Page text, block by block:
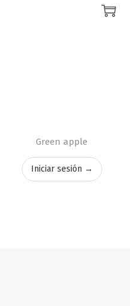
Green apple
Iniciar sesión →